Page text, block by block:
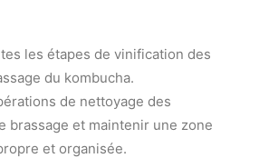
les étapes de vinification des
du kombucha.
de nettoyage des
brassage et maintenir une zone
et organisée.